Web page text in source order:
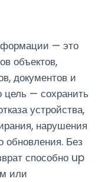
— это
объектов,
документов и
цель — сохранить
устройства,
нарушения
обновления. Без
способно up
или